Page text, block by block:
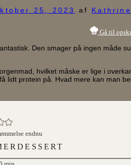
25, 2023 af
Gå til
Den smager på ingen måde
hvilket måske er lige i
lidt protein på. Hvad mere kan man
endnu
minutter